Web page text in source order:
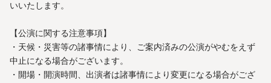
いいたします。
【公演に関する注意事項】
・天候・災害等の諸事情により、ご案内済みの公演がやむをえず
中止になる場合がございます。
・開場・開演時間、出演者は諸事情により変更になる場合がござ